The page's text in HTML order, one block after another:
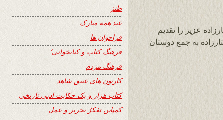
عزیز را تقدیم
به جمع دوستان
طنز
عید همه مبارک
فراخوان ها
فرهنگ کتاب و کتابخوانی٬
فرهنگ مردم
کارتون های عتیق شاهد
کتاب هزار و یک حکایت ادبی تاریخی
کمپاین تفکرُ تحریر و عمل